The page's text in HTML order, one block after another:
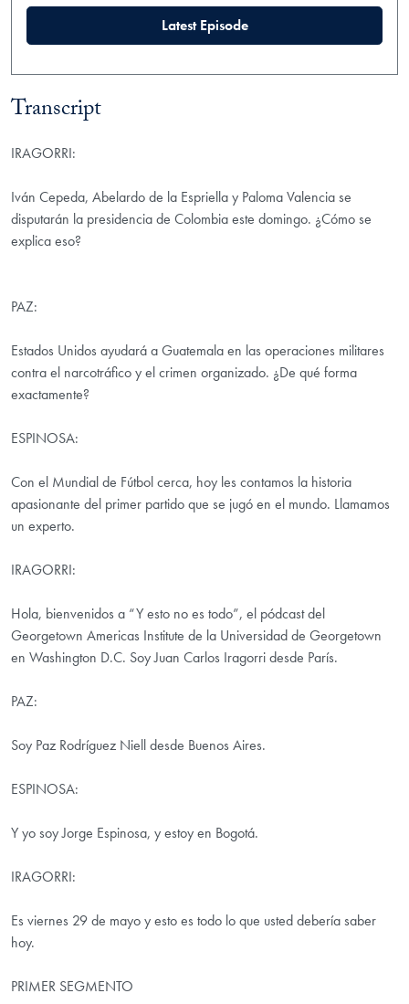
Transcript
IRAGORRI:
Iván Cepeda, Abelardo de la Espriella y Paloma Valencia se
disputarán la presidencia de Colombia este domingo. ¿Cómo se
explica eso?
PAZ:
Estados Unidos ayudará a Guatemala en las operaciones militares
contra el narcotráfico y el crimen organizado. ¿De qué forma
exactamente?
ESPINOSA:
Con el Mundial de Fútbol cerca, hoy les contamos la historia
apasionante del primer partido que se jugó en el mundo. Llamamos
un experto.
IRAGORRI:
Hola, bienvenidos a “Y esto no es todo”, el pódcast del
Georgetown Americas Institute de la Universidad de Georgetown
en Washington D.C. Soy Juan Carlos Iragorri desde París.
PAZ:
Soy Paz Rodríguez Niell desde Buenos Aires.
ESPINOSA:
Y yo soy Jorge Espinosa, y estoy en Bogotá.
IRAGORRI:
Es viernes 29 de mayo y esto es todo lo que usted debería saber
hoy.
PRIMER SEGMENTO
Latest Episode(new window)